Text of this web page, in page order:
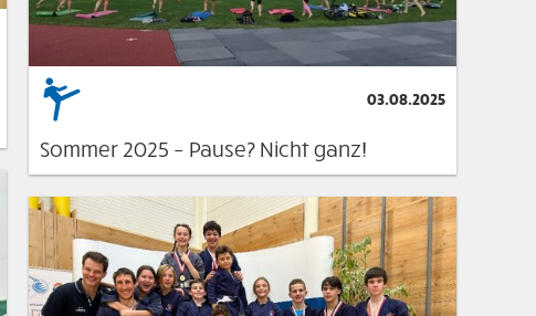
03.08.2025
Sommer 2025 – Pause? Nicht ganz!